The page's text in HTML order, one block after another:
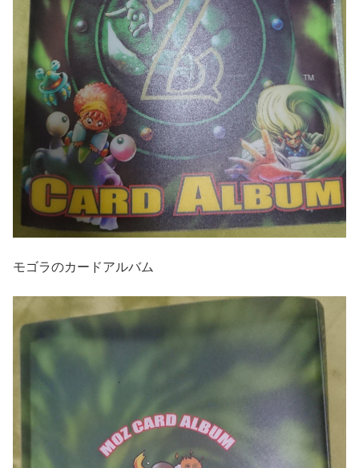
モゴラのカードアルバム